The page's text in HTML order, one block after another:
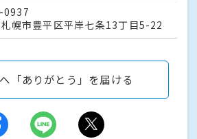
0937
幌市豊平区平岸七条13丁目5-22
「ありがとう」を届ける